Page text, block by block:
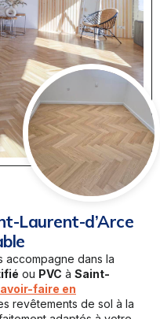
Laurent-d’Arce
accompagne dans la
ou PVC à Saint-
faire en
revêtements de sol à la